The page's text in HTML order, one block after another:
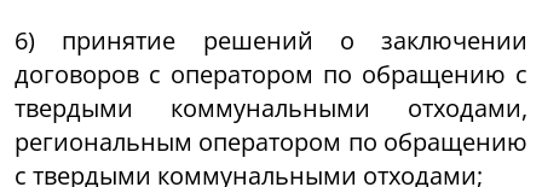
6) принятие решений о заключении
договоров с оператором по обращению с
твердыми коммунальными отходами,
региональным оператором по обращению
с твердыми коммунальными отходами;